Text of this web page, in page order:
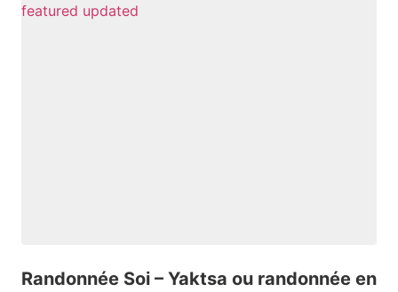
Randonnée Soi – Yaktsa ou randonnée en